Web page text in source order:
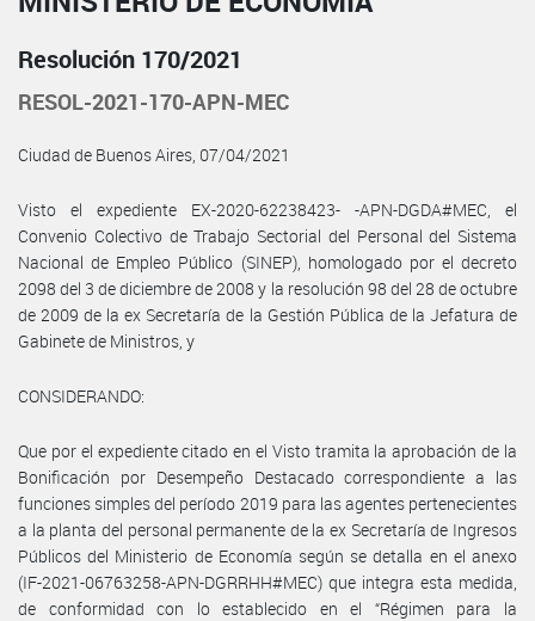
Resolución 170/2021
RESOL-2021-170-APN-MEC
Ciudad de Buenos Aires, 07/04/2021
Visto el expediente EX-2020-62238423- -APN-DGDA#MEC, el
Convenio Colectivo de Trabajo Sectorial del Personal del Sistema
Nacional de Empleo Público (SINEP), homologado por el decreto
2098 del 3 de diciembre de 2008 y la resolución 98 del 28 de octubre
de 2009 de la ex Secretaría de la Gestión Pública de la Jefatura de
Gabinete de Ministros, y
CONSIDERANDO:
Que por el expediente citado en el Visto tramita la aprobación de la
Bonificación por Desempeño Destacado correspondiente a las
funciones simples del período 2019 para las agentes pertenecientes
a la planta del personal permanente de la ex Secretaría de Ingresos
Públicos del Ministerio de Economía según se detalla en el anexo
(IF-2021-06763258-APN-DGRRHH#MEC) que integra esta medida,
de conformidad con lo establecido en el “Régimen para la